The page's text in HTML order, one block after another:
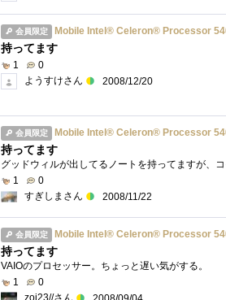
会員限定 Mobile Intel® Celeron® Processor
持ってます
1
0
ようすけさん
2008/12/20
会員限定 Mobile Intel® Celeron® Processor
持ってます
グッドウィルが出してるノートを持ってますが、
1
0
すぎしまさん
2008/11/22
会員限定 Mobile Intel® Celeron® Processor
持ってます
VAIOのプロセッサー。ちょっと遅い気がする。
1
0